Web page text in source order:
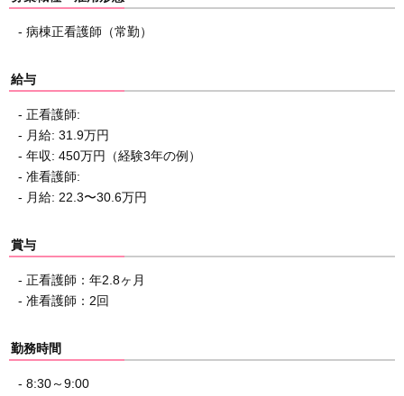
- 病棟正看護師（常勤）
給与
- 正看護師:
- 月給: 31.9万円
- 年収: 450万円（経験3年の例）
- 准看護師:
- 月給: 22.3〜30.6万円
賞与
- 正看護師：年2.8ヶ月
- 准看護師：2回
勤務時間
- 8:30～9:00